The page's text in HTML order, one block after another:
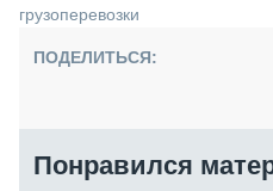
грузоперевозки
ПОДЕЛИТЬСЯ:
Понравился